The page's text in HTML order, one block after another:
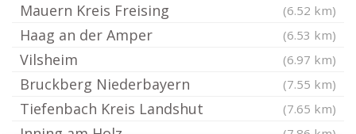
Mauern Kreis Freising (6.52 km)
Haag an der Amper (6.53 km)
Vilsheim (6.97 km)
Bruckberg Niederbayern (7.55 km)
Tiefenbach Kreis Landshut (7.65 km)